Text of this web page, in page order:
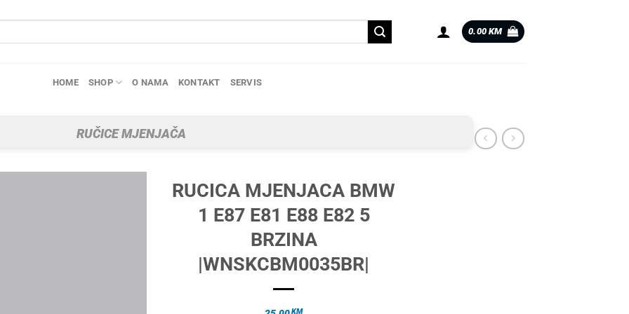
0.00 KM
HOME SHOP O NAMA KONTAKT SERVIS
RUČICE MJENJAČA
RUCICA MJENJACA BMW
1 E87 E81 E88 E82 5
BRZINA
|WNSKCBM0035BR|
KM